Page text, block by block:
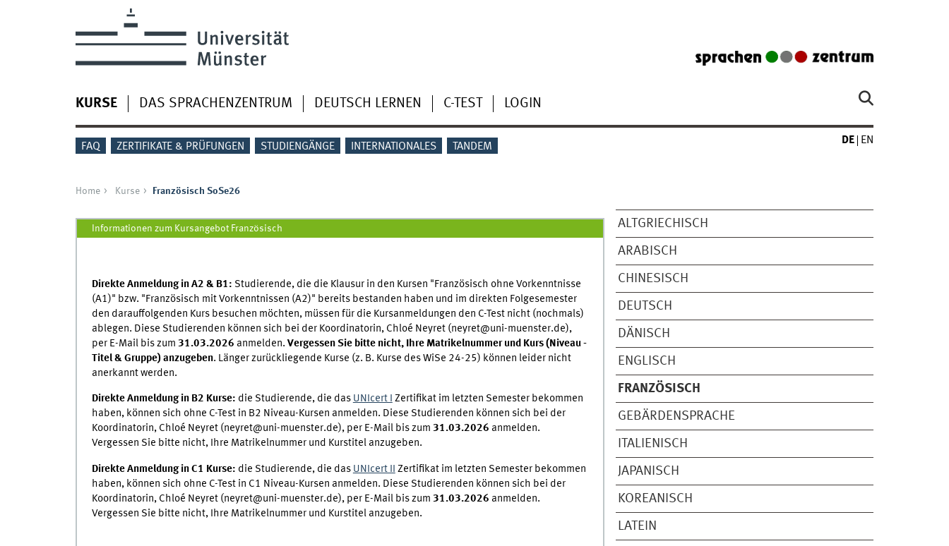
KURSE DAS SPRACHENZENTRUM DEUTSCH LERNEN C-TEST LOGIN
FAQ ZERTIFIKATE & PRÜFUNGEN STUDIENGÄNGE INTERNATIONALES TANDEM
DE EN
Home Kurse Französisch SoSe26
ALTGRIECHISCH
ARABISCH
CHINESISCH
DEUTSCH
DÄNISCH
ENGLISCH
FRANZÖSISCH
GEBÄRDENSPRACHE
ITALIENISCH
JAPANISCH
KOREANISCH
LATEIN
Informationen zum Kursangebot Französisch
Direkte Anmeldung in A2 & B1: Studierende, die die Klausur in den Kursen "Französisch ohne Vorkenntnisse
(A1)" bzw. "Französisch mit Vorkenntnissen (A2)" bereits bestanden haben und im direkten Folgesemester
den darauffolgenden Kurs besuchen möchten, müssen für die Kursanmeldungen den C-Test nicht (nochmals)
ablegen. Diese Studierenden können sich bei der Koordinatorin, Chloé Neyret (neyret@uni-muenster.de),
per E-Mail bis zum 31.03.2026 anmelden. Vergessen Sie bitte nicht, Ihre Matrikelnummer und Kurs (Niveau -
Titel & Gruppe) anzugeben. Länger zurückliegende Kurse (z. B. Kurse des WiSe 24-25) können leider nicht
anerkannt werden.
Direkte Anmeldung in B2 Kurse: die Studierende, die das UNIcert I
Zertifikat im letzten Semester bekommen
haben, können sich ohne C-Test in B2 Niveau-Kursen anmelden. Diese Studierenden können sich bei der
Koordinatorin, Chloé Neyret (neyret@uni-muenster.de), per E-Mail bis zum 31.03.2026 anmelden.
Vergessen Sie bitte nicht, Ihre Matrikelnummer und Kurstitel anzugeben.
Direkte Anmeldung in C1 Kurse: die Studierende, die das UNIcert II Zertifikat im letzten Semester bekommen
haben, können sich ohne C-Test in C1 Niveau-Kursen anmelden. Diese Studierenden können sich bei der
Koordinatorin, Chloé Neyret (neyret@uni-muenster.de), per E-Mail bis zum 31.03.2026 anmelden.
Vergessen Sie bitte nicht, Ihre Matrikelnummer und Kurstitel anzugeben.